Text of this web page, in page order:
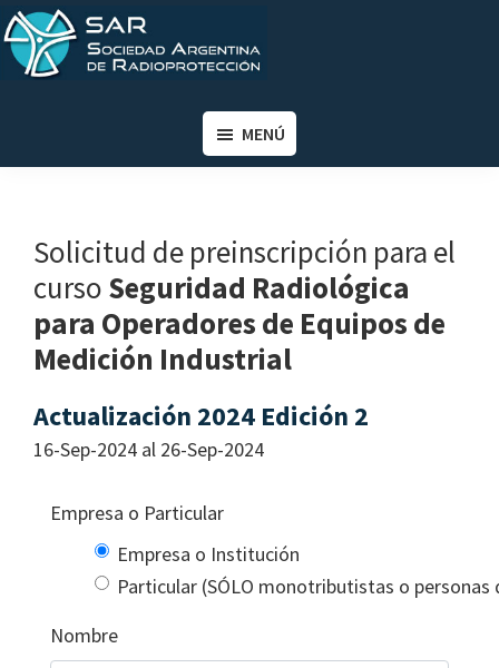
Saltar
al
contenido
Saltar
al
de
MENÚ
Solicitud de preinscripción para el
curso Seguridad Radiológica
para Operadores de Equipos de
Medición Industrial
Actualización 2024 Edición 2
16-Sep-2024 al 26-Sep-2024
Empresa o Particular
Empresa o Institución
Particular (SÓLO monotributistas o
Nombre